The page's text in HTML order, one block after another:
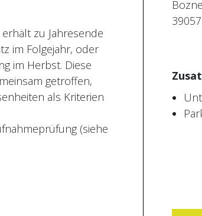
zu Jahresende
im Folgejahr, oder
im Herbst. Diese
getroffen,
als Kriterien
(siehe
Dramaturgie an der Musical School
"Pamenoki" in Bozen.
Lehrerin, Singersongwriterin und
interpretierte sie die Rolle der